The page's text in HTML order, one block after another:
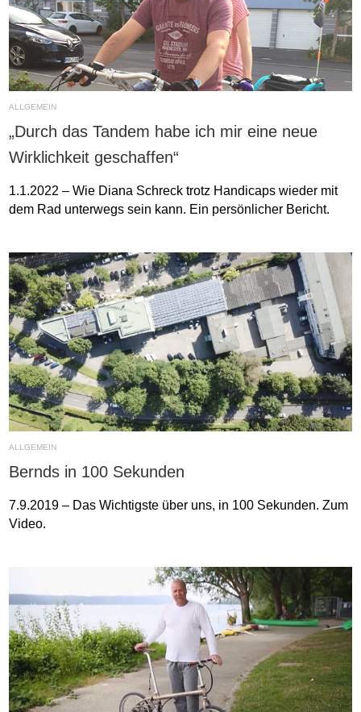
ALLGEMEIN
„Durch das Tandem habe ich mir eine neue
Wirklichkeit geschaffen“
1.1.2022 – Wie Diana Schreck trotz Handicaps wieder mit
dem Rad unterwegs sein kann. Ein persönlicher Bericht.
ALLGEMEIN
Bernds in 100 Sekunden
7.9.2019 – Das Wichtigste über uns, in 100 Sekunden. Zum
Video.